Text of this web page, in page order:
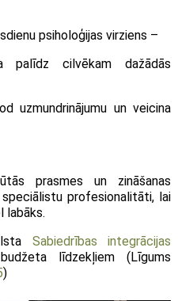
psiholoģijas virziens –
palīdz cilvēkam dažādās
uzmundrinājumu un veicina
prasmes un zināšanas
profesionalitāti, lai
labāks.
Sabiedrības integrācijas
līdzekļiem (Līgums
)